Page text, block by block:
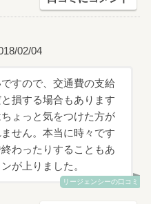
02/04
すので、交通費の支給
損する場合もあります
ょっと気をつけた方が
せん。本当に時々です
わったりすることもあ
が上りました。
リージェンシーの口コミ